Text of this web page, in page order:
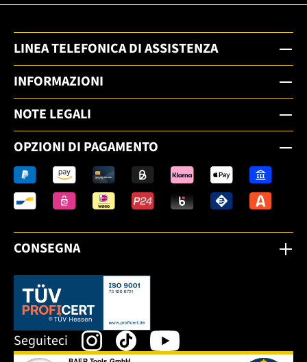
LINEA TELEFONICA DI ASSISTENZA
INFORMAZIONI
NOTE LEGALI
OPZIONI DI PAGAMENTO
CONSEGNA
Dieser Link öffnet sich in einem neuen Tab.
Seguiteci